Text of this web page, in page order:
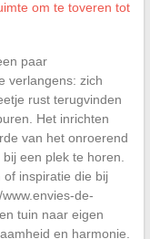
om te toveren tot
paar
verlangens: zich
rust terugvinden
Het inrichten
van het onroerend
een plek te horen.
inspiratie die bij
de-
tuin naar eigen
en harmonie.